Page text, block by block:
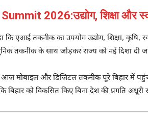
2026:उद्योग, शिक्षा और
कि एआई तकनीक का उपयोग उद्योग, शिक्षा, कृषि,
तकनीक के साथ जोड़कर राज्य को नई दिशा दी
आज मोबाइल और डिजिटल तकनीक पूरे बिहार में
बिहार को विकसित किए बिना देश की प्रगति अधूरी